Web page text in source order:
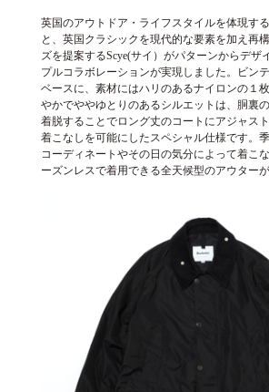
英国のアウトドア・ライフスタイルを体現する
と、英国クラシックを現代的な要素を加え再
ズを提案するScye(サイ）がパターンからデザ
プルコラボレーションが実現しました。ビン
ベースに、素材にはハリのあるナイロンの１
やかでややゆとりのあるシルエットは、胴裏
着脱することでロング丈のコートにアジャス
着こなしを可能にしたスペシャル仕様です。
コーディネートやその日の気分によって着こ
ーズンレスで着用できる全天候型のアウターが